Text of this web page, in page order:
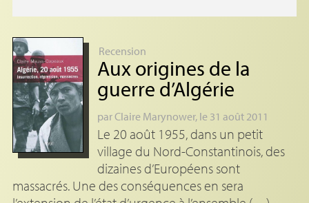
Recension
Aux origines de la
guerre d’Algérie
parClaire Marynower, le 31 août 2011
Le 20 août 1955, dans un petit
village du Nord-Constantinois, des
dizaines d’Européens sont
massacrés. Une des conséquences en sera